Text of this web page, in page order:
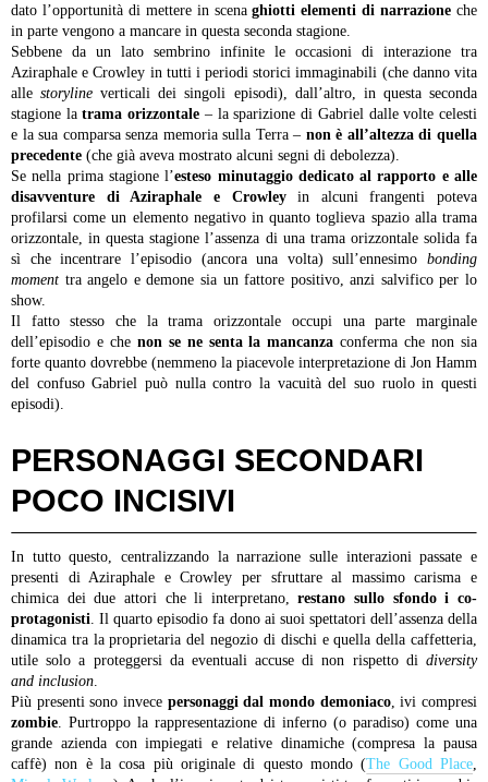
dato l’opportunità di mettere in scenaghiotti elementi di narrazione che
in parte vengono a mancare in questa seconda stagione.
Sebbene da un lato sembrino infinite le occasioni di interazione tra
Aziraphale e Crowley in tutti i periodi storici immaginabili (che danno vita
allestoryline verticali dei singoli episodi), dall’altro, in questa seconda
stagione latrama orizzontale – la sparizione di Gabriel dalle volte celesti
e la sua comparsa senza memoria sulla Terra – non è all’altezza di quella
precedente (che già aveva mostrato alcuni segni di debolezza).
Se nella prima stagione l’esteso minutaggio dedicato al rapporto e alle
disavventure di Aziraphale e Crowleyin alcuni frangenti poteva
profilarsi come un elemento negativo in quanto toglieva spazio alla trama
orizzontale, in questa stagione l’assenza di una trama orizzontale solida fa
sì che incentrare l’episodio (ancora una volta) sull’ennesimo bonding
moment tra angelo e demone sia un fattore positivo, anzi salvifico per lo
show.
Il fatto stesso che la trama orizzontale occupi una parte marginale
dell’episodio e che non se ne senta la mancanza conferma che non sia
forte quanto dovrebbe (nemmeno la piacevole interpretazione di Jon Hamm
del confuso Gabriel può nulla contro la vacuità del suo ruolo in questi
episodi).
PERSONAGGI SECONDARI
POCO INCISIVI
In tutto questo, centralizzando la narrazione sulle interazioni passate e
presenti di Aziraphale e Crowley per sfruttare al massimo carisma e
chimica dei due attori che li interpretano,restano sullo sfondo i co-
protagonisti . Il quarto episodio fa dono ai suoi spettatori dell’assenza della
dinamica tra la proprietaria del negozio di dischi e quella della caffetteria,
utile solo a proteggersi da eventuali accuse di non rispetto di diversity
and inclusion
Più presenti sono invece personaggi dal mondo demoniaco, ivi compresi
zombie . Purtroppo la rappresentazione di inferno (o paradiso) come una
grande azienda con impiegati e relative dinamiche (compresa la pausa
caffè) non è la cosa più originale di questo mondo (The Good Place